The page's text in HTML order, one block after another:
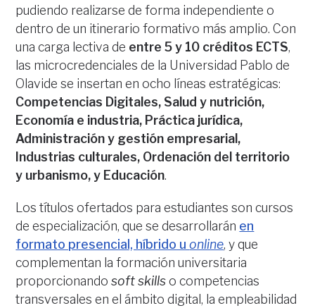
pudiendo realizarse de forma independiente o
dentro de un itinerario formativo más amplio. Con
una carga lectiva de entre 5 y 10 créditos ECTS,
las microcredenciales de la Universidad Pablo de
Olavide se insertan en ocho líneas estratégicas:
Competencias Digitales, Salud y nutrición,
Economía e industria, Práctica jurídica,
Administración y gestión empresarial,
Industrias culturales, Ordenación del territorio
y urbanismo, y Educación.
Los títulos ofertados para estudiantes son cursos
de especialización, que se desarrollarán en
formato presencial, híbrido uonline, y que
complementan la formación universitaria
proporcionandosoft skillso competencias
transversales en el ámbito digital, la empleabilidad